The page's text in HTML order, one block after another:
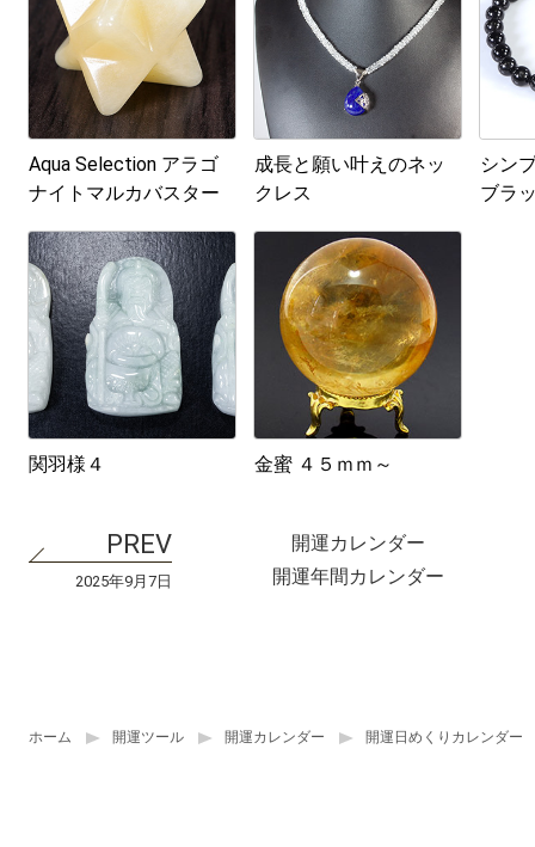
ホーム 開運ツール 開運カレンダー 開運日めくりカレンダー
Aqua Selection アラゴ
ナイトマルカバスター
成長と願い叶えのネッ
クレス
シン
ブラ
関羽様４ 金蜜 ４５ｍｍ～
2025年9月7日
開運カレンダー
開運年間カレンダー